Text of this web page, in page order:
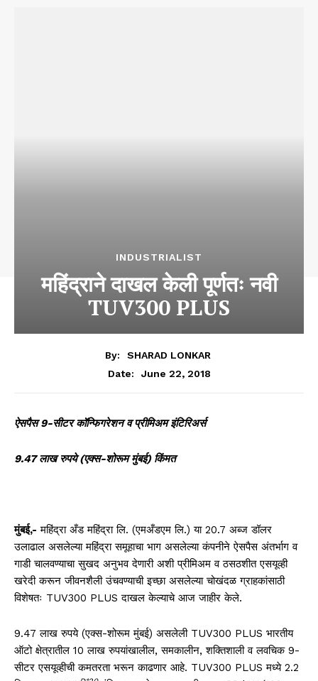
INDUSTRIALIST
महिंद्राने दाखल केली पूर्णतः नवी
TUV300 PLUS
By:
SHARAD LONKAR
Date:
June 22, 2018
ऐसपैस 9-सीटर कॉन्फिगरेशन व प्रीमिअम इंटिरिअर्स
9.47 लाख रुपये (एक्स-शोरूम मुंबई) किंमत
मुंबई,- महिंद्रा अँड महिंद्रा लि. (एमअँडएम लि.) या 20.7 अब्ज डॉलर
उलाढाल असलेल्या महिंद्रा समूहाचा भाग असलेल्या कंपनीने ऐसपैस अंतर्भाग व
गाडी चालवण्याचा सुखद अनुभव देणारी अशी प्रीमिअम व ठसठशीत एसयूव्ही
खरेदी करून जीवनशैली उंचवण्याची इच्छा असलेल्या चोखंदळ ग्राहकांसाठी
विशेषतः TUV300 PLUS दाखल केल्याचे आज जाहीर केले.
9.47लाख रुपये(एक्स-शोरूम मुंबई) असलेली TUV300 PLUS भारतीय
ऑटो क्षेत्रातील 10 लाख रुपयांखालील, समकालीन, शक्तिशाली व लवचिक 9-
सीटर एसयूव्हीची कमतरता भरून काढणार आहे. TUV300 PLUSमध्ये 2.2